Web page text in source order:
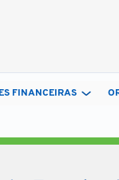
FINANCEIRAS